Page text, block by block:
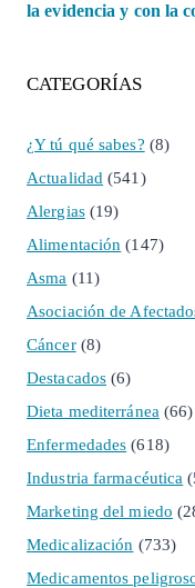
la evidencia y con la
CATEGORÍAS
¿Y tú qué sabes? (8)
Actualidad (541)
Alergias(19)
Alimentación (147)
Asma (11)
Asociación de
Cáncer(8)
Destacados (6)
Dieta mediterránea (66)
Enfermedades (618)
Industria farmacéutica
Marketing del miedo
Medicalización (733)
Medicamentos